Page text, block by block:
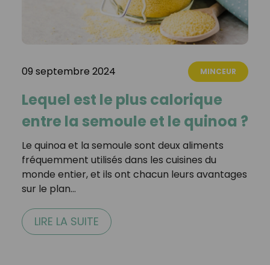
09 septembre 2024 MINCEUR
Lequel est le plus calorique
entre la semoule et le quinoa ?
Le quinoa et la semoule sont deux aliments
fréquemment utilisés dans les cuisines du
monde entier, et ils ont chacun leurs avantages
sur le plan…
LIRE LA SUITE